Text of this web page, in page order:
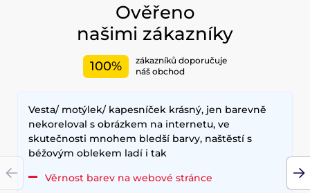
Ověřeno
našimi zákazníky
100%
zákazníků doporučuje
náš obchod
Vesta/ motýlek/ kapesníček krásný, jen barevně
nekoreloval s obrázkem na internetu, ve
skutečnosti mnohem bledší barvy, naštěstí s
béžovým oblekem ladí i tak
Věrnost barev na webové stránce